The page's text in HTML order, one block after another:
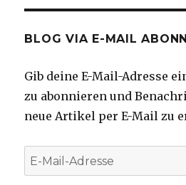
BLOG VIA E-MAIL
Gib deine E-Mail-Adresse
zu abonnieren und
neue Artikel per E-Mail zu
E-
Mail-